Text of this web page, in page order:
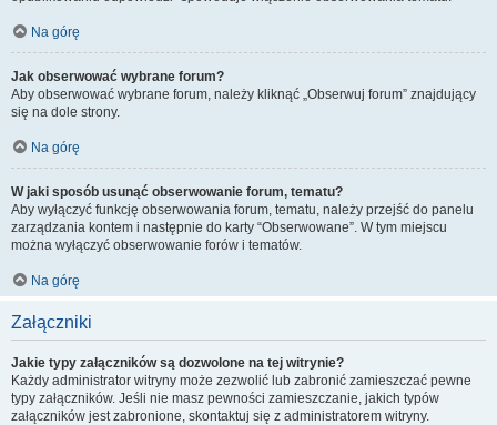
Na górę
Jak obserwować wybrane forum?
Aby obserwować wybrane forum, należy kliknąć „Obserwuj forum” znajdujący
się na dole strony.
Na górę
W jaki sposób usunąć obserwowanie forum, tematu?
Aby wyłączyć funkcję obserwowania forum, tematu, należy przejść do panelu
zarządzania kontem i następnie do karty “Obserwowane”. W tym miejscu
można wyłączyć obserwowanie forów i tematów.
Na górę
Załączniki
Jakie typy załączników są dozwolone na tej witrynie?
Każdy administrator witryny może zezwolić lub zabronić zamieszczać pewne
typy załączników. Jeśli nie masz pewności zamieszczanie, jakich typów
załączników jest zabronione, skontaktuj się z administratorem witryny.